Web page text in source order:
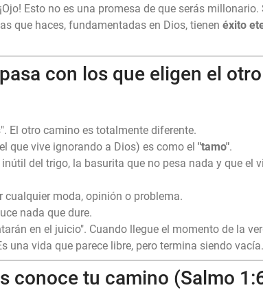
¡Ojo! Esto no es una promesa de que serás
que haces, fundamentadas en Dios, tienen éxito
con los que eligen el
El otro camino es totalmente diferente.
que vive ignorando a Dios) es como el "tamo".
del trigo, la basurita que no pesa nada y que el
cualquier moda, opinión o problema.
nada que dure.
en el juicio". Cuando llegue el momento de la
una vida que parece libre, pero termina siendo vacía.
conoce tu camino (Salmo